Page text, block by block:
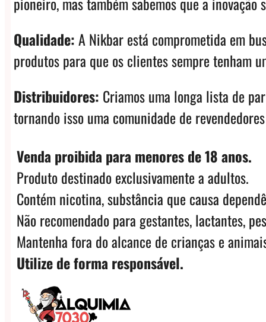
Qualidade:A Nikbar está comprometida em
produtos para que os clientes sempre tenham
Distribuidores: Criamos uma longa lista de
tornando isso uma comunidade de
Venda proibida para menores de 18 anos.
Produto destinado exclusivamente a adultos.
Contém nicotina, substância que causa
Não recomendado para gestantes, lactantes,
Mantenha fora do alcance de crianças e
Utilize de forma responsável.